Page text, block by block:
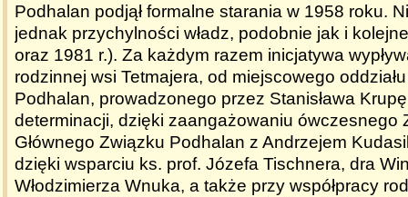
Podhalan podjął formalne starania w 1958 roku.
jednak przychylności władz, podobnie jak i
oraz 1981 r.). Za każdym razem inicjatywa
rodzinnej wsi Tetmajera, od miejscowego
Podhalan, prowadzonego przez Stanisława
determinacji, dzięki zaangażowaniu ówczesnego
Głównego Związku Podhalan z Andrzejem
dzięki wsparciu ks. prof. Józefa Tischnera, dra
Włodzimierza Wnuka, a także przy współpracy